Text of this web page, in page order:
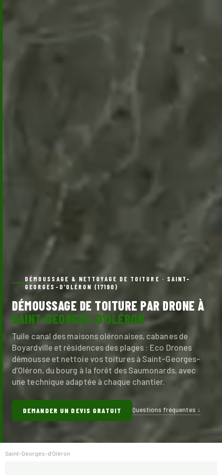
DÉMOUSSAGE & NETTOYAGE DE TOITURE · SAINT-
GEORGES-D’OLÉRON (17190)
DÉMOUSSAGE DE TOITURE PAR DRONE À
SAINT-GEORGES-D’OLÉRON
Tuile canal des maisons oléronaises, cabanes de
Boyardville et résidences des plages : Eco Drones
démousse et nettoie vos toitures à Saint-Georges-
d’Oléron, du bourg à la forêt des Saumonards, avec
une technique adaptée à chaque chantier.
DEMANDER UN DEVIS GRATUIT Questions fréquentes ↓
Saint-Georges-d’Oléron